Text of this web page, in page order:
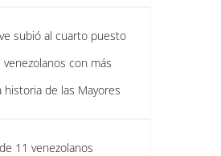
subió al cuarto puesto
con más
historia de las Mayores
11 venezolanos